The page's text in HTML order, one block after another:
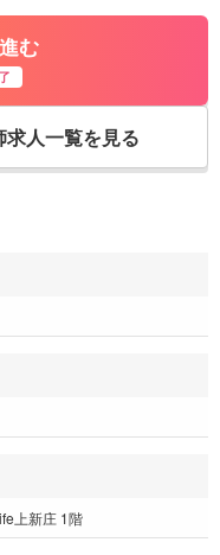
む
人一覧を見る
上新庄 1階